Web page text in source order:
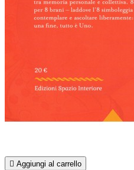
 Aggiungi al carrello